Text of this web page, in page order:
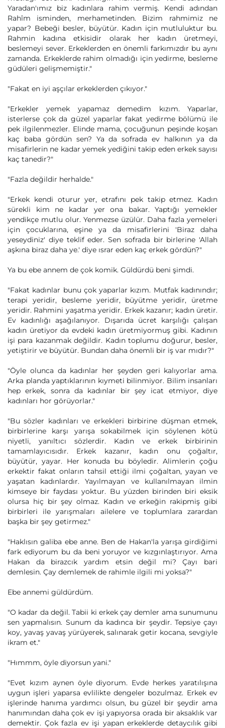
Yaradan'ımız biz kadınlara rahim vermiş. Kendi adından
Rahîm isminden, merhametinden. Bizim rahmimiz ne
yapar? Bebeği besler, büyütür. Kadın için mutluluktur bu.
Rahmin kadına etkisidir olarak her kadın üretmeyi,
beslemeyi sever. Erkeklerden en önemli farkımızdır bu aynı
zamanda. Erkeklerde rahim olmadığı için yedirme, besleme
güdüleri gelişmemiştir."
"Fakat en iyi aşçılar erkeklerden çıkıyor."
"Erkekler yemek yapamaz demedim kızım. Yaparlar,
isterlerse çok da güzel yaparlar fakat yedirme bölümü ile
pek ilgilenmezler. Elinde mama, çocuğunun peşinde koşan
kaç baba gördün sen? Ya da sofrada ev halkının ya da
misafirlerin ne kadar yemek yediğini takip eden erkek sayısı
kaç tanedir?"
"Fazla değildir herhalde."
"Erkek kendi oturur yer, etrafını pek takip etmez. Kadın
sürekli kim ne kadar yer ona bakar. Yaptığı yemekler
yendikçe mutlu olur. Yenmezse üzülür. Daha fazla yemeleri
için çocuklarına, eşine ya da misafirlerini 'Biraz daha
yeseydiniz' diye teklif eder. Sen sofrada bir birlerine 'Allah
aşkına biraz daha ye.' diye ısrar eden kaç erkek gördün?"
Ya bu ebe annem de çok komik. Güldürdü beni şimdi.
"Fakat kadınlar bunu çok yaparlar kızım. Mutfak kadınındır;
terapi yeridir, besleme yeridir, büyütme yeridir, üretme
yeridir. Rahmini yaşatma yeridir. Erkek kazanır; kadın üretir.
Ev kadınlığı aşağılanıyor. Dışarıda ücret karşılığı çalışan
kadın üretiyor da evdeki kadın üretmiyormuş gibi. Kadının
işi para kazanmak değildir. Kadın toplumu doğurur, besler,
yetiştirir ve büyütür. Bundan daha önemli bir iş var mıdır?"
"Öyle olunca da kadınlar her şeyden geri kalıyorlar ama.
Arka planda yaptıklarının kıymeti bilinmiyor. Bilim insanları
hep erkek, sonra da kadınlar bir şey icat etmiyor, diye
kadınları hor görüyorlar."
"Bu sözler kadınları ve erkekleri birbirine düşman etmek,
birbirlerine karşı yarışa sokabilmek için söylenen kötü
niyetli, yanıltıcı sözlerdir. Kadın ve erkek birbirinin
tamamlayıcısıdır. Erkek kazanır, kadın onu çoğaltır,
büyütür, yayar. Her konuda bu böyledir. Alimlerin çoğu
erkektir fakat onların tahsil ettiği ilmi çoğaltan, yayan ve
yaşatan kadınlardır. Yayılmayan ve kullanılmayan ilmin
kimseye bir faydası yoktur. Bu yüzden birinden biri eksik
olursa hiç bir şey olmaz. Kadın ve erkeğin rakipmiş gibi
birbirleri ile yarışmaları ailelere ve toplumlara zarardan
başka bir şey getirmez."
"Haklısın galiba ebe anne. Ben de Hakan'la yarışa girdiğimi
fark ediyorum bu da beni yoruyor ve kızgınlaştırıyor. Ama
Hakan da birazcık yardım etsin değil mi? Çayı bari
demlesin. Çay demlemek de rahimle ilgili mi yoksa?"
Ebe annemi güldürdüm.
"O kadar da değil. Tabii ki erkek çay demler ama sunumunu
sen yapmalısın. Sunum da kadınca bir şeydir. Tepsiye çayı
koy, yavaş yavaş yürüyerek, salınarak getir kocana, sevgiyle
ikram et."
"Hımmm, öyle diyorsun yani."
"Evet kızım aynen öyle diyorum. Evde herkes yaratılışına
uygun işleri yaparsa evlilikte dengeler bozulmaz. Erkek ev
işlerinde hanıma yardımcı olsun, bu güzel bir şeydir ama
hanımından daha çok ev işi yapıyorsa orada bir aksaklık var
demektir. Çok fazla ev işi yapan erkeklerde detaycılık gibi